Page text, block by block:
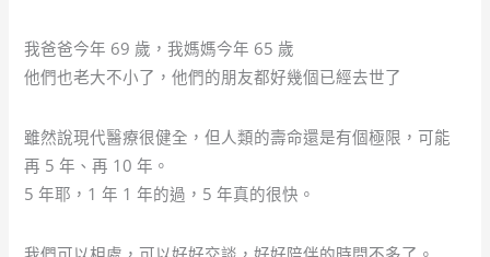
我爸爸今年 69 歲，我媽媽今年 65 歲
他們也老大不小了，他們的朋友都好幾個已經去世了
雖然說現代醫療很健全，但人類的壽命還是有個極限，可能
再 5 年、再 10 年。
5 年耶，1 年 1 年的過，5 年真的很快。